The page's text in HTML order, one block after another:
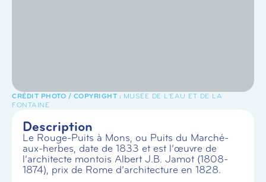
MUSÉE DE L'EAU ET DE LA
FONTAINE
Description
Le Rouge-Puits à Mons, ou Puits du Marché-
aux-herbes, date de 1833 et est l’œuvre de
l’architecte montois Albert J.B. Jamot (1808-
1874), prix de Rome d’architecture en 1828.